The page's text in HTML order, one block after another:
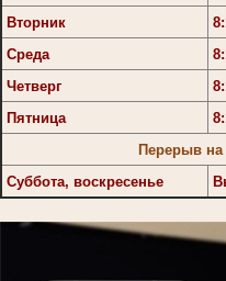
Вторник
Среда
Четверг
Пятница
Перерыв на
Суббота, воскресенье